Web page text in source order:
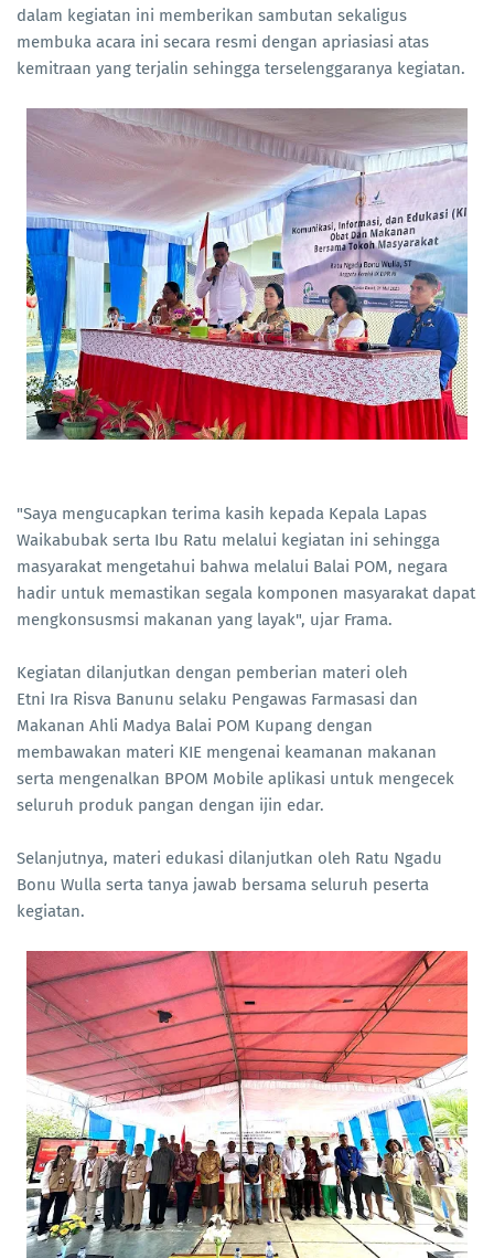
dalam kegiatan ini memberikan sambutan sekaligus
membuka acara ini secara resmi dengan apriasiasi atas
kemitraan yang terjalin sehingga terselenggaranya kegiatan.
"Saya mengucapkan terima kasih kepada Kepala Lapas
Waikabubak serta Ibu Ratu melalui kegiatan ini sehingga
masyarakat mengetahui bahwa melalui Balai POM, negara
hadir untuk memastikan segala komponen masyarakat dapat
mengkonsusmsi makanan yang layak", ujar Frama.
Kegiatan dilanjutkan dengan pemberian materi oleh
Etni Ira Risva Banunu selaku Pengawas Farmasasi dan
Makanan Ahli Madya Balai POM Kupang dengan
membawakan materi KIE mengenai keamanan makanan
serta mengenalkan BPOM Mobile aplikasi untuk mengecek
seluruh produk pangan dengan ijin edar.
Selanjutnya, materi edukasi dilanjutkan oleh Ratu Ngadu
Bonu Wulla serta tanya jawab bersama seluruh peserta
kegiatan.